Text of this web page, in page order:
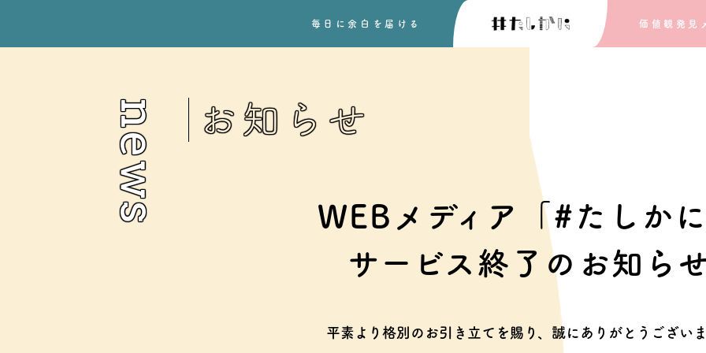
毎日に余白を 届ける 価値観発見
news お知らせ
WEBメディア「#たしかに
サービス終了のお知ら
平素より格別のお引き立てを賜り、 誠にありがとうございま